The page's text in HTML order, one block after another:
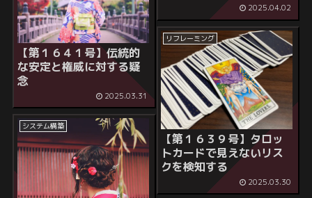
2025.04.02
【第１６４１号】伝統的
な安定と権威に対する疑
念
2025.03.31
リフレーミング
【第１６３９号】 タロッ
トカードで見えないリス
クを検知する
2025.03.30
システム構築